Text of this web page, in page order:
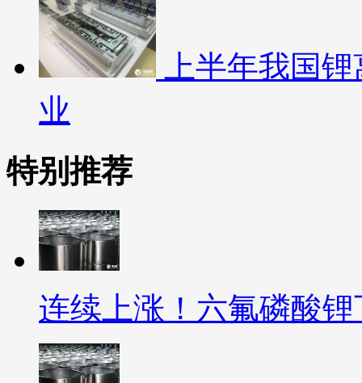
上半年我国
业
特别推荐
连续上涨！六氟磷酸